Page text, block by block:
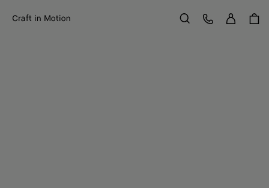
Craft in Motion Suchen